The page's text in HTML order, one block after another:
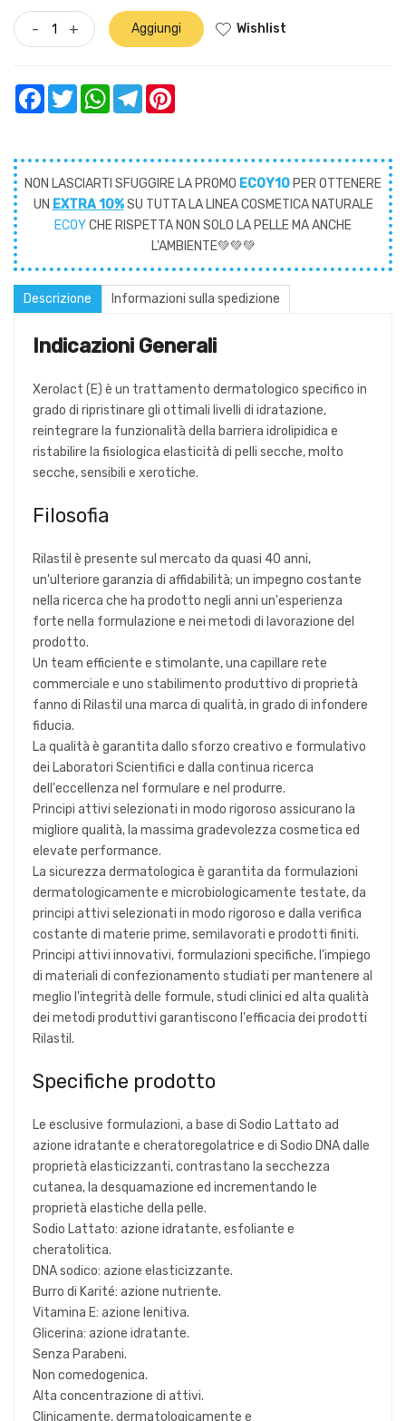
- + Aggiungi Wishlist
FacebookTwitterWhatsAppTelegram
NON LASCIARTI SFUGGIRE LA PROMO ECOY10 PER OTTENERE
UN EXTRA 10%SU TUTTA LA LINEA COSMETICA NATURALE
ECOYCHE RISPETTA NON SOLO LA PELLE MA ANCHE
L'AMBIENTE💚💚💚
Descrizione Informazioni sulla spedizione
Indicazioni Generali
Xerolact (E) è un trattamento dermatologico specifico in
grado di ripristinare gli ottimali livelli di idratazione,
reintegrare la funzionalità della barriera idrolipidica e
ristabilire la fisiologica elasticità di pelli secche, molto
secche, sensibili e xerotiche.
Filosofia
Rilastil è presente sul mercato da quasi 40 anni,
un'ulteriore garanzia di affidabilità; un impegno costante
nella ricerca che ha prodotto negli anni un'esperienza
forte nella formulazione e nei metodi di lavorazione del
prodotto.
Un team efficiente e stimolante, una capillare rete
commerciale e uno stabilimento produttivo di proprietà
fanno di Rilastil una marca di qualità, in grado di infondere
fiducia.
La qualità è garantita dallo sforzo creativo e formulativo
dei Laboratori Scientifici e dalla continua ricerca
dell'eccellenza nel formulare e nel produrre.
Principi attivi selezionati in modo rigoroso assicurano la
migliore qualità, la massima gradevolezza cosmetica ed
elevate performance.
La sicurezza dermatologica è garantita da formulazioni
dermatologicamente e microbiologicamente testate, da
principi attivi selezionati in modo rigoroso e dalla verifica
costante di materie prime, semilavorati e prodotti finiti.
Principi attivi innovativi, formulazioni specifiche, l'impiego
di materiali di confezionamento studiati per mantenere al
meglio l'integrità delle formule, studi clinici ed alta qualità
dei metodi produttivi garantiscono l'efficacia dei prodotti
Rilastil.
Specifiche prodotto
Le esclusive formulazioni, a base di Sodio Lattato ad
azione idratante e cheratoregolatrice e di Sodio DNA dalle
proprietà elasticizzanti, contrastano la secchezza
cutanea, la desquamazione ed incrementando le
proprietà elastiche della pelle.
Sodio Lattato: azione idratante, esfoliante e
cheratolitica.
DNA sodico: azione elasticizzante.
Burro di Karité: azione nutriente.
Vitamina E: azione lenitiva.
Glicerina: azione idratante.
Senza Parabeni.
Non comedogenica.
Alta concentrazione di attivi.
Clinicamente, dermatologicamente e